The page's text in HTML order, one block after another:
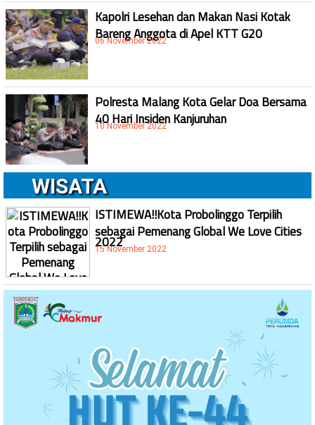
Kapolri Lesehan dan Makan Nasi Kotak
Bareng Anggota di Apel KTT G20
06 November 2022
Polresta Malang Kota Gelar Doa Bersama
40 Hari Insiden Kanjuruhan
10 November 2022
WISATA
ISTIMEWA!!Kota Probolinggo Terpilih
sebagai Pemenang Global We Love Cities
2022
15 November 2022